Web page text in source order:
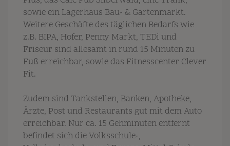
sowie ein Lagerhaus Bau- & Gartenmarkt.
Weitere Geschäfte des täglichen Bedarfs wie
z.B. BIPA, Hofer, Penny Markt, TEDi und
Friseur sind allesamt in rund 15 Minuten zu
Fuß erreichbar, sowie das Fitnesscenter Clever
Fit.
Zudem sind Tankstellen, Banken, Apotheke,
Ärzte, Post und Restaurants gut mit dem Auto
erreichbar. Nur ca. 15 Gehminuten entfernt
befindet sich die Volksschule-,